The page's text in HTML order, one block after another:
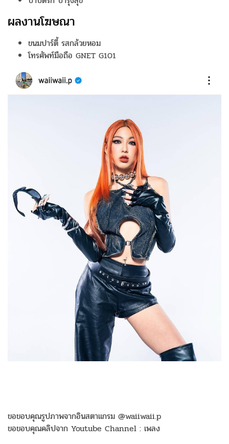
ผลงานโฆษณา
ขนมปาร์ตี้ รสกล้วยหอม
โทรศัพท์มือถือ GNET G101
ขอขอบคุณรูปภาพจากอินสตาแกรม @waiiwaii.p
ขอขอบคุณคลิปจาก Youtube Channel : เพลง